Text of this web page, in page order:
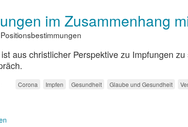
im Zusammenhang
aus christlicher Perspektive zu Impfungen
Corona Impfen Gesundheit Glaube und Gesundheit